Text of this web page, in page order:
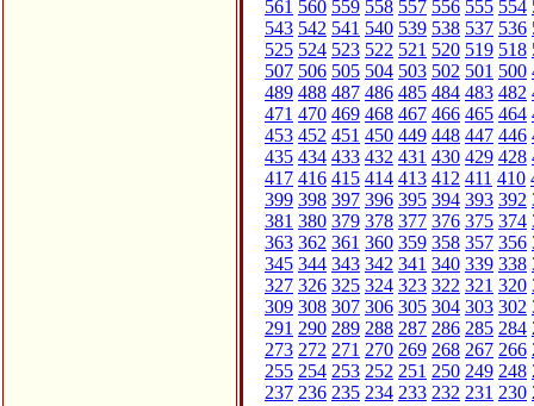
561 560 559 558 557 556 555 554
543 542 541 540 539 538 537 536
525 524 523 522 521 520 519 518
507 506 505 504 503 502 501 500
489 488 487 486 485 484 483 482
471 470 469 468 467 466 465 464
453 452 451 450 449 448 447 446
435 434 433 432 431 430 429 428
417 416 415 414 413 412 411 410
399 398 397 396 395 394 393 392
381 380 379 378 377 376 375 374
363 362 361 360 359 358 357 356
345 344 343 342 341 340 339 338
327 326 325 324 323 322 321 320
309 308 307 306 305 304 303 302
291 290 289 288 287 286 285 284
273 272 271 270 269 268 267 266
255 254 253 252 251 250 249 248
237 236 235 234 233 232 231 230